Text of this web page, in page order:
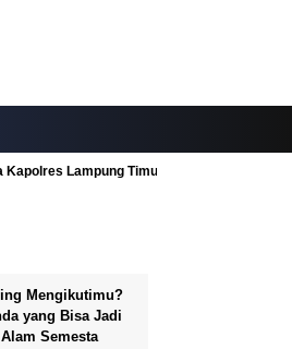
Lampung Timur
Mengikutimu?
yang Bisa Jadi
Semesta